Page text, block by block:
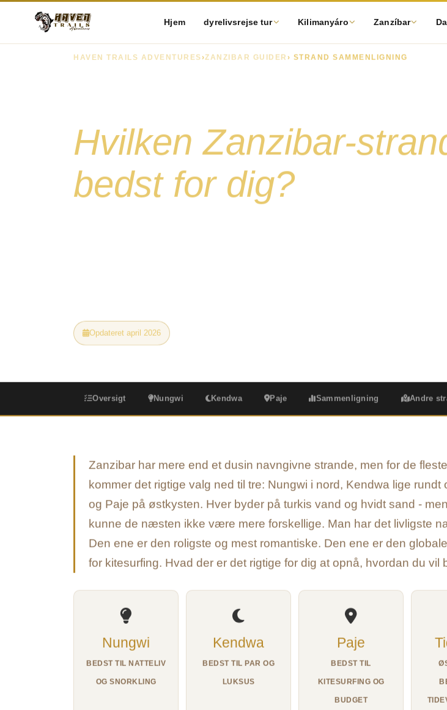
Hjem dyrelivsrejse tur Kilimanyáro Zanzíbar
HAVEN TRAILS ADVENTURES›ZANZIBAR GUIDER › STRAND SAMMENLIGNING
Hvilken Zanzibar-
bedst for dig?
Opdateret april 2026
Oversigt Nungwi Kendwa Paje Sammenligning Andre
Zanzibar har mere end et dusin navngivne strande, men for de
kommer det rigtige valg ned til tre: Nungwi i nord, Kendwa lige rundt
og Paje på østkysten. Hver byder på turkis vand og hvidt sand -
kunne de næsten ikke være mere forskellige. Man har det livligste
Den ene er den roligste og mest romantiske. Den ene er den
for kitesurfing. Hvad der er det rigtige for dig at opnå, hvordan du vil
Nungwi
BEDST TIL NATTELIV
OG SNORKLING
Kendwa
BEDST TIL PAR OG
LUKSUS
Paje
BEDST TIL
KITESURFING OG
BUDGET